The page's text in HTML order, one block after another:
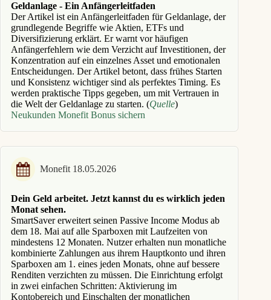
Geldanlage - Ein Anfängerleitfaden
Der Artikel ist ein Anfängerleitfaden für Geldanlage, der
grundlegende Begriffe wie Aktien, ETFs und
Diversifizierung erklärt. Er warnt vor häufigen
Anfängerfehlern wie dem Verzicht auf Investitionen, der
Konzentration auf ein einzelnes Asset und emotionalen
Entscheidungen. Der Artikel betont, dass frühes Starten
und Konsistenz wichtiger sind als perfektes Timing. Es
werden praktische Tipps gegeben, um mit Vertrauen in
die Welt der Geldanlage zu starten. (Quelle)
Neukunden Monefit Bonus sichern
Monefit 18.05.2026
Dein Geld arbeitet. Jetzt kannst du es wirklich jeden
Monat sehen.
SmartSaver erweitert seinen Passive Income Modus ab
dem 18. Mai auf alle Sparboxen mit Laufzeiten von
mindestens 12 Monaten. Nutzer erhalten nun monatliche
kombinierte Zahlungen aus ihrem Hauptkonto und ihren
Sparboxen am 1. eines jeden Monats, ohne auf bessere
Renditen verzichten zu müssen. Die Einrichtung erfolgt
in zwei einfachen Schritten: Aktivierung im
Kontobereich und Einschalten der monatlichen